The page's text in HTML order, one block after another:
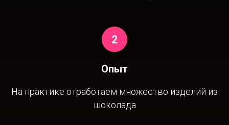
Опыт
На практике отработаем множество изделий из
шоколада